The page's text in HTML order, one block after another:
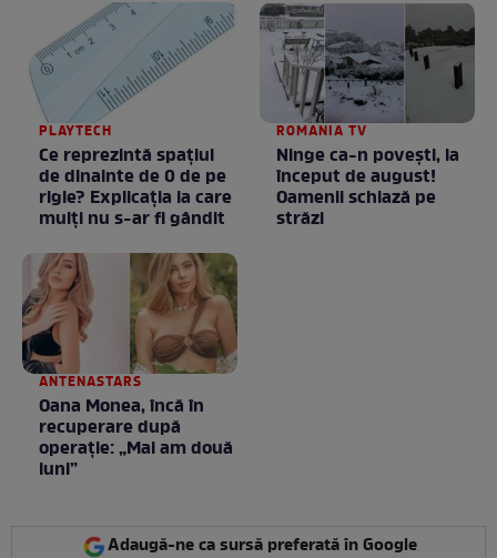
PLAYTECH
Ce reprezintă spaţiul
de dinainte de 0 de pe
rigle? Explicaţia la care
mulţi nu s-ar fi gândit
ROMANIA TV
Ninge ca-n povești, la
început de august!
Oamenii schiază pe
străzi
ANTENASTARS
Oana Monea, încă în
recuperare după
operație: „Mai am două
luni”
Adaugă-ne ca sursă preferată în Google